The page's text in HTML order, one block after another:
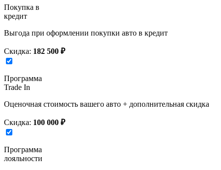
Покупка в
кредит
Выгода при оформлении покупки авто в кредит
Скидка: 182 500 ₽
Программа
Trade In
Оценочная стоимость вашего авто + дополнительная скидка
Скидка: 100 000 ₽
Программа
лояльности